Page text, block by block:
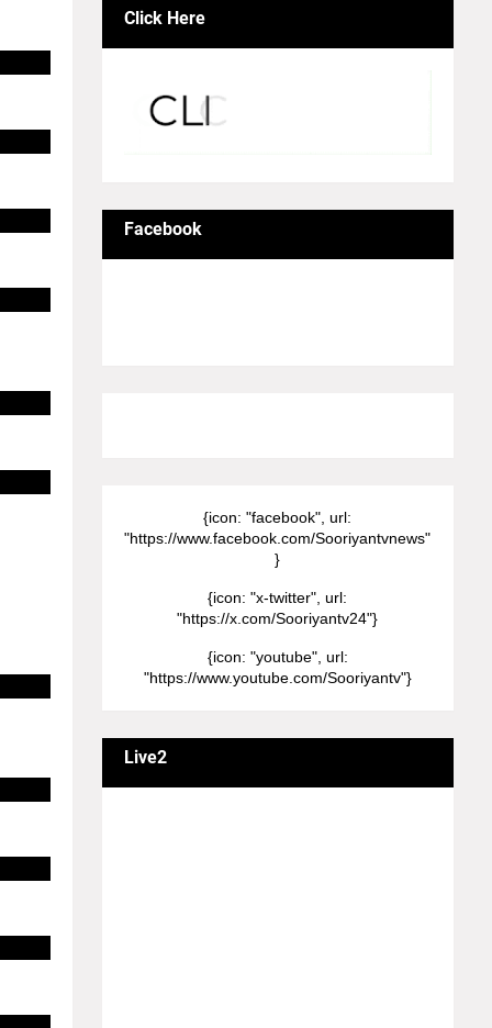
Click Here
Facebook
{icon: "facebook", url:
"https://www.facebook.com/Sooriyantvnews"
}
{icon: "x-twitter", url:
"https://x.com/Sooriyantv24"}
{icon: "youtube", url:
"https://www.youtube.com/Sooriyantv"}
Live2